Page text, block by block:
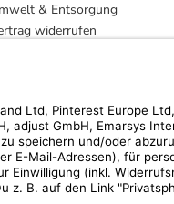
& Entsorgung
widerrufen